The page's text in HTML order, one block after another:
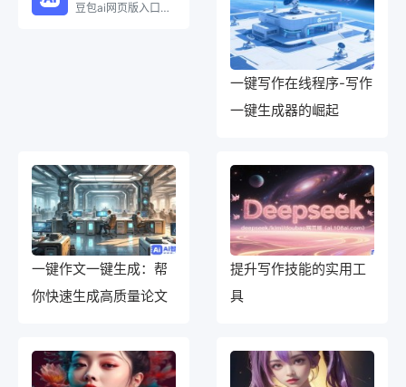
豆包ai网页版入口在线使用。
一键写作在线程序-写作
一键生成器的崛起
一键作文一键生成：帮
你快速生成高质量论文
提升写作技能的实用工
具